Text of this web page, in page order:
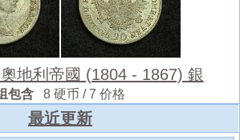
地利帝國 (1804 - 1867) 銀
包含 8 硬币 / 7 价格
最近更新